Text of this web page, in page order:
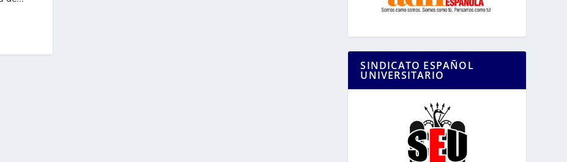
SINDICATO ESPAÑOL
UNIVERSITARIO